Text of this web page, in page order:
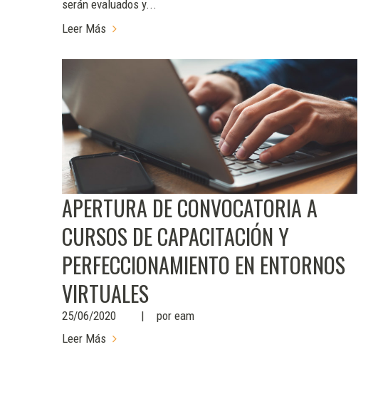
serán evaluados y...
Leer Más
APERTURA DE CONVOCATORIA A
CURSOS DE CAPACITACIÓN Y
PERFECCIONAMIENTO EN ENTORNOS
VIRTUALES
25/06/2020 por eam
Leer Más